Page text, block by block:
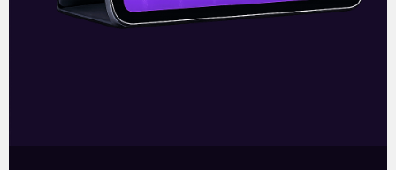
mundo do trading de curto prazo na Bolsa